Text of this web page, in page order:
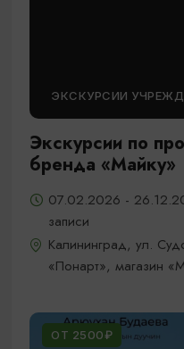
ЭКСКУРСИИ
Экскурсии по
бренда «Майку»
07.02.2026 -
записи
Калининград, ул.
«Понарт», магазин
ОТ 2500₽